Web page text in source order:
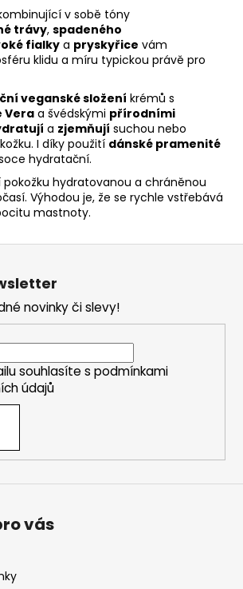
v sobě tóny
trávy, spadeného
fialkya pryskyřice vám
klidu a míru typickou právě pro
veganské složení krémů s
Vera a švédskými přírodními
a zjemňují suchou nebo
I díky použití dánské pramenité
hydratační.
pokožku hydratovanou a chráněnou
Výhodou je, že se rychle vstřebává
mastnoty.
novinky či slevy!
souhlasíte s podmínkami
údajů
vás